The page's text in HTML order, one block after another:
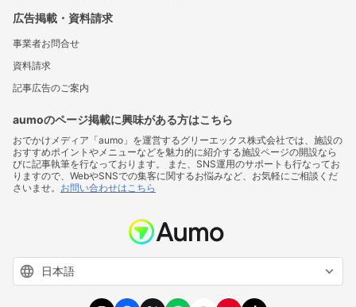
広告掲載・資料請求
事業者お問合せ
資料請求
記事広告のご案内
aumoのページ掲載に興味がある方はこちら
おでかけメディア「aumo」を運営するグリーエックス株式会社では、施設の
おすすめポイントやメニューなどを魅力的に紹介する施設ページの開設なら
びに記事執筆を行なっております。 また、SNS運用のサポートも行なってお
りますので、WebやSNSでの集客に関するお悩みなど、お気軽にご相談くだ
さいませ。 お問い合わせはこちら